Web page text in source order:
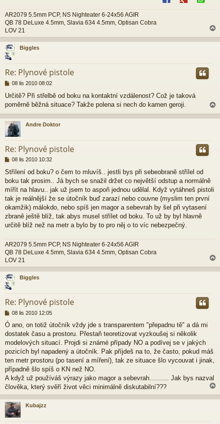
AR2079 5.5mm PCP, NS Nighteater 6-24x56 AGIR
QB 78 DeLuxe 4.5mm, Slavia 634 4.5mm, Optisan Cobra
LOV 21
a
h
Biggles
Re: Plynové pistole
P
í
s
ě
v
e
08 lis 2010 08:02
Určitě? Při střelbě od boku na kontaktní vzdálenost? Což je taková
poměrně běžná situace? Takže polena si nech do kamen geroji.
a
h
Andre Doktor
Re: Plynové pistole
P
í
s
p
ě
e
k
08 lis 2010 10:32
Střílení od boku? o čem to mluvíš.. jestli bys při sebeobraně střílel od
boku tak prosim.. Já bych se snažil držet co největší odstup a normálně
mířít na hlavu.. jak už jsem to aspoň jednou udělal. Když vytáhneš pistoli
tak je reálnější že se útočník buď zarazí nebo couvne (myslim ten první
okamžik) málokdo, nebo spíš jen magor a sebevrah by šel při vytasení
zbraně ještě blíž, tak abys musel střílet od boku. To už by byl hlavně
určitě blíž než na metr a bylo by to pro něj o to víc nebezpečný.
AR2079 5.5mm PCP, NS Nighteater 6-24x56 AGIR
QB 78 DeLuxe 4.5mm, Slavia 634 4.5mm, Optisan Cobra
LOV 21
a
h
Biggles
Re: Plynové pistole
P
s
p
ě
e
k
08 lis 2010 12:05
Ó ano, on totiž útočník vždy jde s transparentem "přepadnu tě" a dá mi
dostatek času a prostoru. Přestaň teoretizovat vyzkoušej si několik
modelových situací. Projdi si známé případy NO a podívej se v jakých
pozicích byl napadený a útočník. Pak příjdeš na to, že často, pokud máš
ten metr prostoru (po tasení a míření), tak ze situace šlo vycouvat i jinak,
případně šlo spíš o KN než NO.
A když už používáš výrazy jako magor a sebevrah.......... Jak bys nazval
člověka, který svěří život věci minimálně diskutabilní???
a
h
Kubajzz